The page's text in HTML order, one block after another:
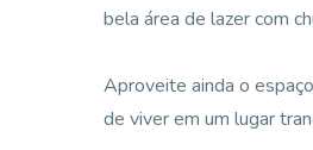
bela área de lazer com
Aproveite ainda o
de viver em um lugar